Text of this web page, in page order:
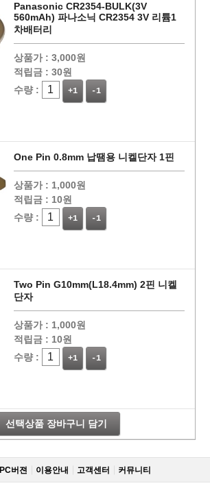
Panasonic CR2354-BULK(3V
560mAh) 파나소닉 CR2354 3V 리튬1
차배터리
상품가 : 3,000원
적립금 : 30원
수량 :
+1 -1
One Pin 0.8mm 납땜용 니켈단자 1핀
상품가 : 1,000원
적립금 : 10원
수량 :
+1 -1
Two Pin G10mm(L18.4mm) 2핀 니켈
단자
상품가 : 1,000원
적립금 : 10원
수량 :
+1 -1
선택상품 장바구니 담기
PC버젼 이용안내 고객센터 커뮤니티